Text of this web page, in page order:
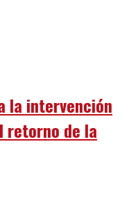
la intervención
retorno de la